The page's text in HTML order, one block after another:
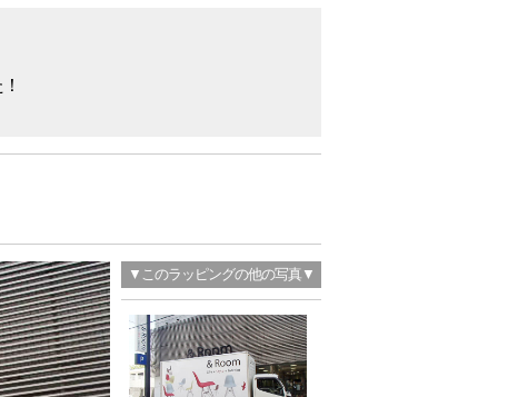
▼このラッピングの他の写真▼